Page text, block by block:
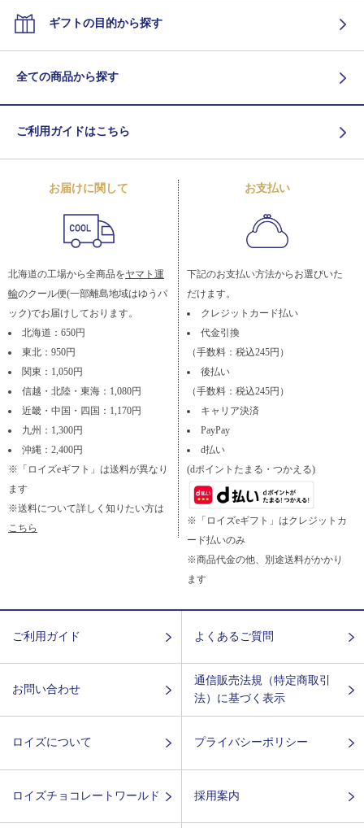
ギフトの目的から探す
全ての商品から探す
ご利用ガイドはこちら
お届けに関して
北海道の工場から全商品をヤマト運
輸のクール便(一部離島地域はゆうパ
ック)でお届けしております。
北海道：650円
東北：950円
関東：1,050円
信越・北陸・東海：1,080円
近畿・中国・四国：1,170円
九州：1,300円
沖縄：2,400円
※「ロイズeギフト」は送料が異なり
ます
※送料について詳しく知りたい方は
こちら
お支払い
下記のお支払い方法からお選びいた
だけます。
クレジットカード払い
代金引換
（手数料：税込245円）
後払い
（手数料：税込245円）
キャリア決済
PayPay
d払い
(dポイントたまる・つかえる)
※「ロイズeギフト」はクレジットカ
ード払いのみ
※商品代金の他、別途送料がかかり
ます
ご利用ガイド よくあるご質問
お問い合わせ
通信販売法規（特定商取引
法）に基づく表示
ロイズについて プライバシーポリシー
ロイズチョコレートワールド 採用案内